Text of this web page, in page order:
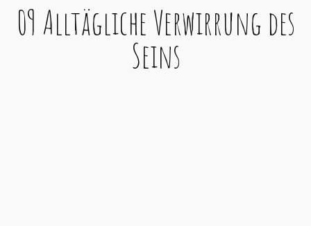
09 Alltägliche Verwirrung des
Seins